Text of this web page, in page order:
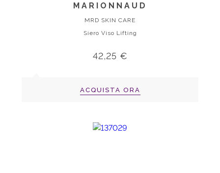
MARIONNAUD
MRD SKIN CARE
Siero Viso Lifting
42,25 €
ACQUISTA ORA